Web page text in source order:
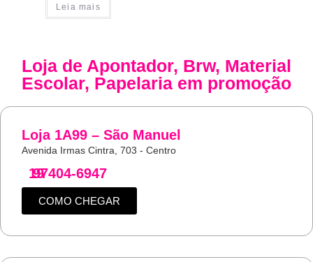
Leia mais
Loja de Apontador, Brw, Material
Escolar, Papelaria em promoção
Loja 1A99 – São Manuel
Avenida Irmas Cintra, 703 - Centro
19
97404-6947
COMO CHEGAR